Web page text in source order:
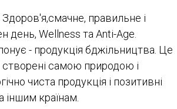
правильне і
день, Wellness та Anti-Age.
- продукція бджільництва. Це
створені самою природою і
чиста продукція і позитивні
іншим країнам.